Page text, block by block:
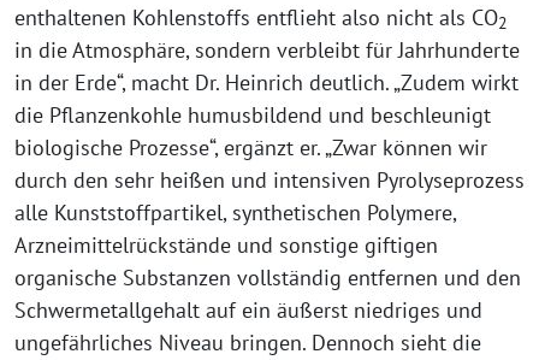
enthaltenen Kohlenstoffs entflieht also nicht als CO2
in die Atmosphäre, sondern verbleibt für Jahrhunderte
in der Erde“, macht Dr. Heinrich deutlich. „Zudem wirkt
die Pflanzenkohle humusbildend und beschleunigt
biologische Prozesse“, ergänzt er. „Zwar können wir
durch den sehr heißen und intensiven Pyrolyseprozess
alle Kunststoffpartikel, synthetischen Polymere,
Arzneimittelrückstände und sonstige giftigen
organische Substanzen vollständig entfernen und den
Schwermetallgehalt auf ein äußerst niedriges und
ungefährliches Niveau bringen. Dennoch sieht die